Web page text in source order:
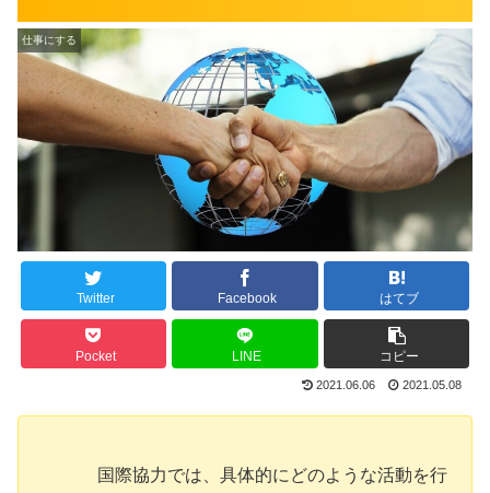
仕事にする
Twitter Facebook はてブ
Pocket LINE コピー
2021.06.06 2021.05.08
国際協力では、具体的にどのような活動を行